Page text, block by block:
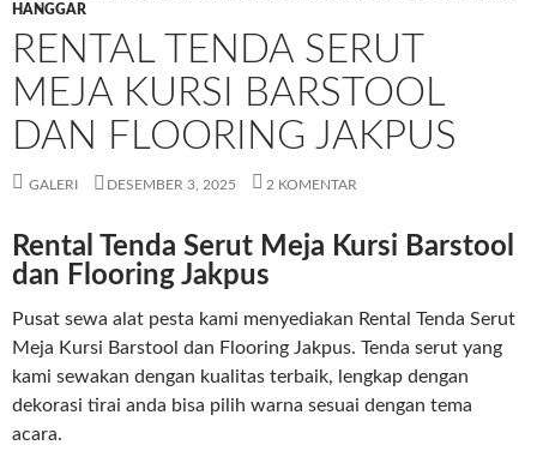
HANGGAR
RENTAL TENDA SERUT
MEJA KURSI BARSTOOL
DAN FLOORING JAKPUS
GALERI DESEMBER 3, 2025 2 KOMENTAR
Rental Tenda Serut Meja Kursi Barstool
dan Flooring Jakpus
Pusat sewa alat pesta kami menyediakan Rental Tenda Serut
Meja Kursi Barstool dan Flooring Jakpus. Tenda serut yang
kami sewakan dengan kualitas terbaik, lengkap dengan
dekorasi tirai anda bisa pilih warna sesuai dengan tema
acara.